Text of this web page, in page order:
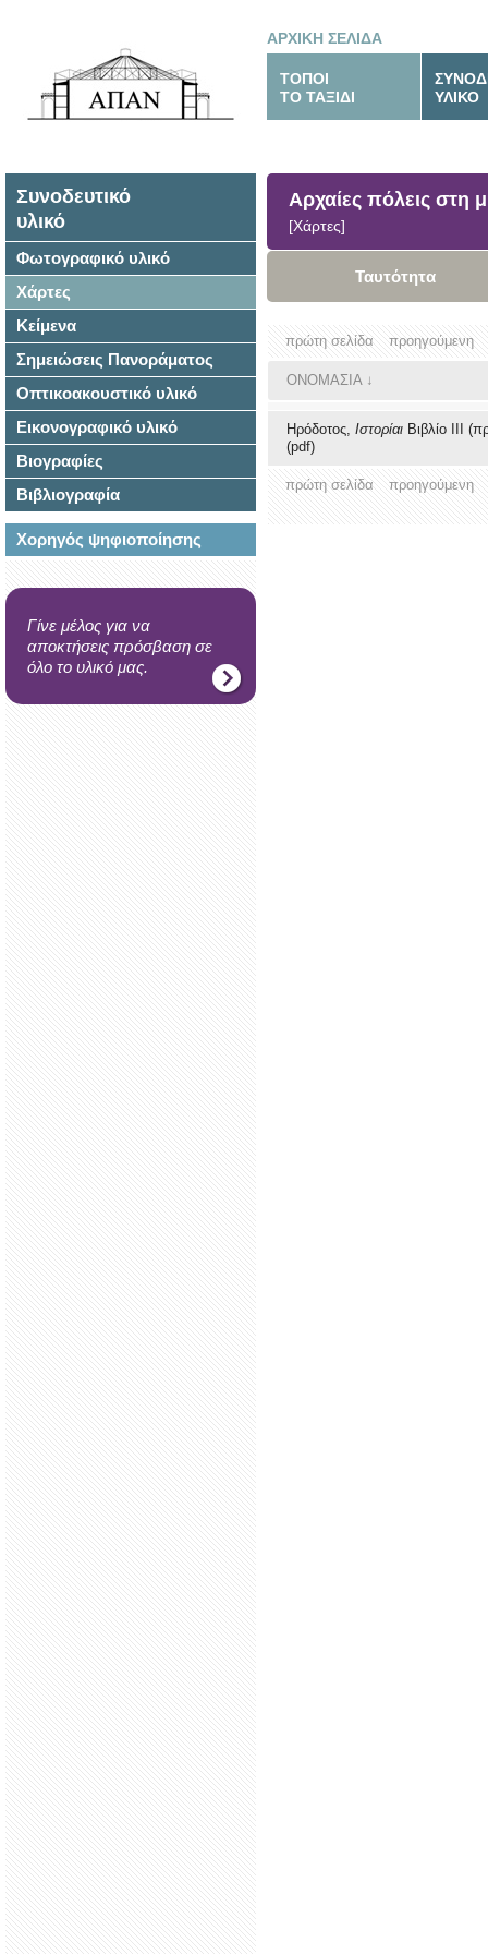
ΑΡΧΙΚΗ ΣΕΛΙΔΑ
ΤΟΠΟΙ
ΤΟ ΤΑΞΙΔΙ
ΥΛΙΚΟ
Συνοδευτικό
υλικό
Φωτογραφικό υλικό
Χάρτες
Κείμενα
Σημειώσεις Πανοράματος
Οπτικοακουστικό υλικό
Εικονογραφικό υλικό
Βιογραφίες
Βιβλιογραφία
Χορηγός ψηφιοποίησης
Γίνε μέλος για να
αποκτήσεις πρόσβαση σε
όλο το υλικό μας.
Αρχαίες πόλεις στη
[Χάρτες]
Ταυτότητα
πρώτη σελίδα προηγούμενη
ΟΝΟΜΑΣΙΑ↓
Ηρόδοτος, Ιστορίαι Βιβλίο ΙΙΙ
(pdf)
πρώτη σελίδα προηγούμενη